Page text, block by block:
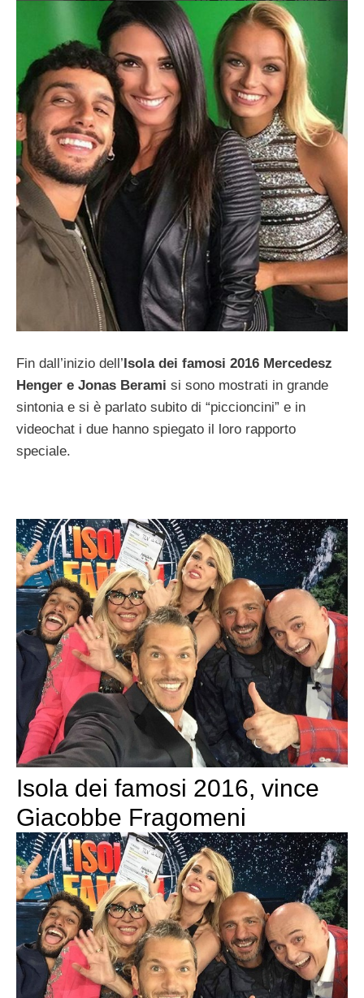
Fin dall’inizio dell’Isola dei famosi 2016 Mercedesz
Henger e Jonas Berami si sono mostrati in grande
sintonia e si è parlato subito di “piccioncini” e in
videochat i due hanno spiegato il loro rapporto
speciale.
Isola dei famosi 2016, vince
Giacobbe Fragomeni